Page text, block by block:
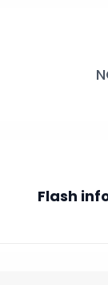
Flash